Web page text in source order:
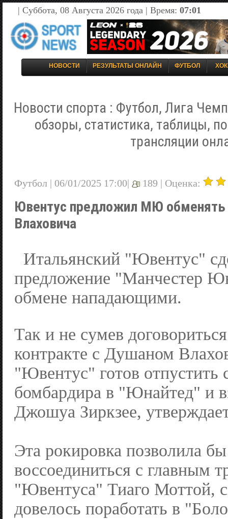
| Суббота, 08 Августа 2026 года | Время: 07:01
НОВОСТИ РЕЗУЛЬТАТЫ ОНЛАЙН ФУТБОЛ
Новости спорта : Футбол, Лига
обзоры, статистика, таблицы,
трансляции
Футбол | 06/01/2025 17:00| 189 | Оценка:
Ювентус предложил МЮ обменять
Влаховича
Итальянский "Ювентус"
предложение "Манчестер
обмене нападающими.
Так и не сумев
контракте с Душаном
"Ювентус" готов отпустить
бомбардира в "Юнайтед" и
Джошуа Зиркзее,
Эта рокировка позволила
воссоединиться с главным
"Ювентуса" Тиаго Моттой,
довелось поработать в